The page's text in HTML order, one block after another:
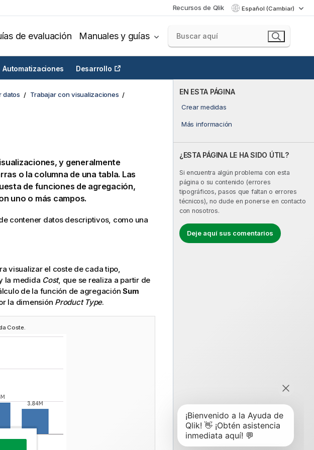
Recursos de Qlik Español (Cambiar)
de evaluación Manuales y guías
Automatizaciones Desarrollo
EN ESTA PÁGINA
Crear medidas
Más información
¿ESTA PÁGINA LE HA SIDO ÚTIL?
Si encuentra algún problema con esta
página o su contenido (errores
tipográficos, pasos que faltan o errores
técnicos), no dude en ponerse en contacto
con nosotros.
Deje aquí sus comentarios
datos
Trabajar con visualizaciones
y generalmente
o la columna de una tabla. Las
de funciones de agregación,
uno o más campos.
contener datos descriptivos, como una
visualizar el coste de cada tipo,
la medida Cost, que se realiza a partir de
de la función de agregación Sum
la dimensión Product Type.
Coste.